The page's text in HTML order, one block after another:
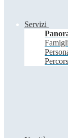
Servizi